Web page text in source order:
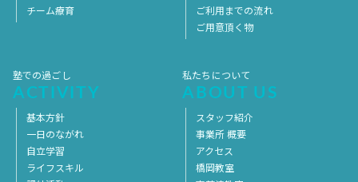
チーム療育
ご利用までの流れ
ご用意頂く物
塾での過ごし
ACTIVITY
基本方針
一日のながれ
自立学習
ライフスキル
私たちについて
ABOUT US
スタッフ紹介
事業所 概要
アクセス
橋岡教室